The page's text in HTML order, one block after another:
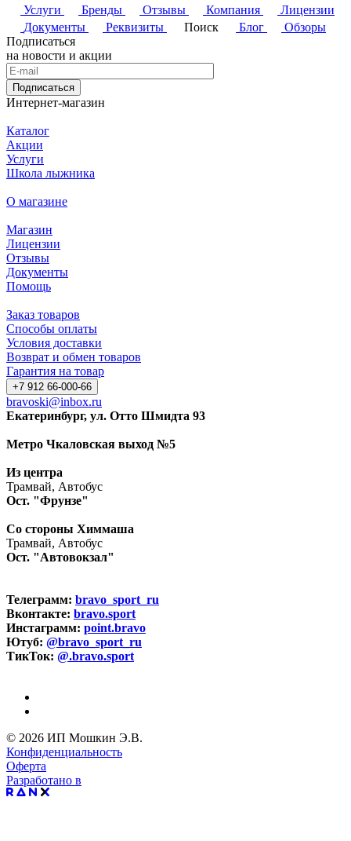
Услуги
Бренды Отзывы Компания
Лицензии
Документы
Реквизиты Поиск Блог
Обзоры
Подписаться
на новости и акции
Подписаться
Интернет-магазин
Каталог
Акции
Услуги
Школа лыжника
О магазине
Магазин
Лицензии
Отзывы
Документы
Помощь
Заказ товаров
Способы оплаты
Условия доставки
Возврат и обмен товаров
Гарантия на товар
+7 912 66-000-66
bravoski@inbox.ru
Екатеринбург, ул. Отто Шмидта 93
Метро Чкаловская выход №5
Из центра
Трамвай, Автобус
Ост. "Фрунзе"
Со стороны Химмаша
Трамвай, Автобус
Ост. "Автовокзал"
Телеграмм: bravo_sport_ru
Вконтакте: bravo.sport
Инстаграмм: point.bravo
Ютуб: @bravo_sport_ru
ТикТок: @.bravo.sport
© 2026 ИП Мошкин Э.В.
Конфиденциальность
Оферта
Разработано в